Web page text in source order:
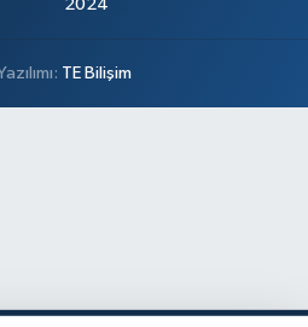
2024
TE Bilişim